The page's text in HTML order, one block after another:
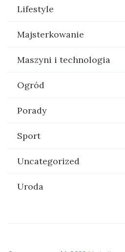
Lifestyle
Majsterkowanie
Maszyni i technologia
Ogród
Porady
Sport
Uncategorized
Uroda